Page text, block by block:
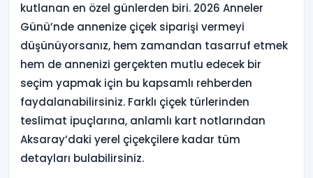
kutlanan en özel günlerden biri. 2026 Anneler
Günü’nde annenize çiçek siparişi vermeyi
düşünüyorsanız, hem zamandan tasarruf etmek
hem de annenizi gerçekten mutlu edecek bir
seçim yapmak için bu kapsamlı rehberden
faydalanabilirsiniz. Farklı çiçek türlerinden
teslimat ipuçlarına, anlamlı kart notlarından
Aksaray’daki yerel çiçekçilere kadar tüm
detayları bulabilirsiniz.